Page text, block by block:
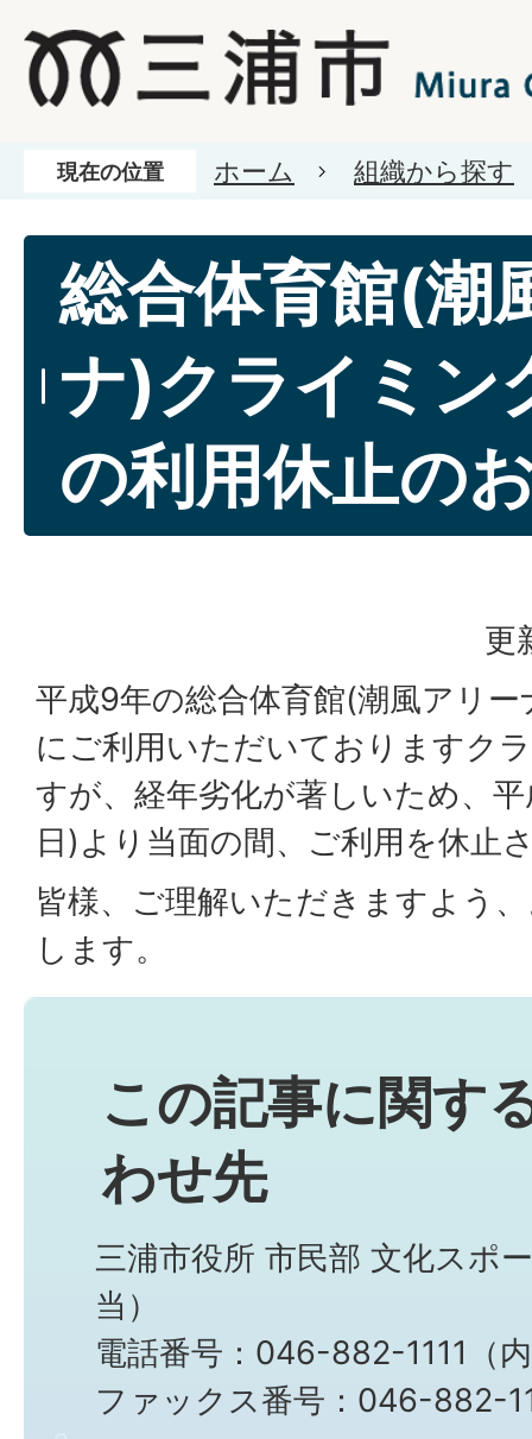
現在の位置 ホーム 組織から探す
総合体育館(潮
ナ)クライミン
の利用休止の
更
平成9年の総合体育館(潮風アリ
にご利用いただいておりますク
すが、経年劣化が著しいため、
日)より当面の間、ご利用を休止
皆様、ご理解いただきますよう
します。
この記事に関す
わせ先
三浦市役所 市民部 文化スポ
当）
電話番号：046-882-1111（
ファックス番号：046-882-